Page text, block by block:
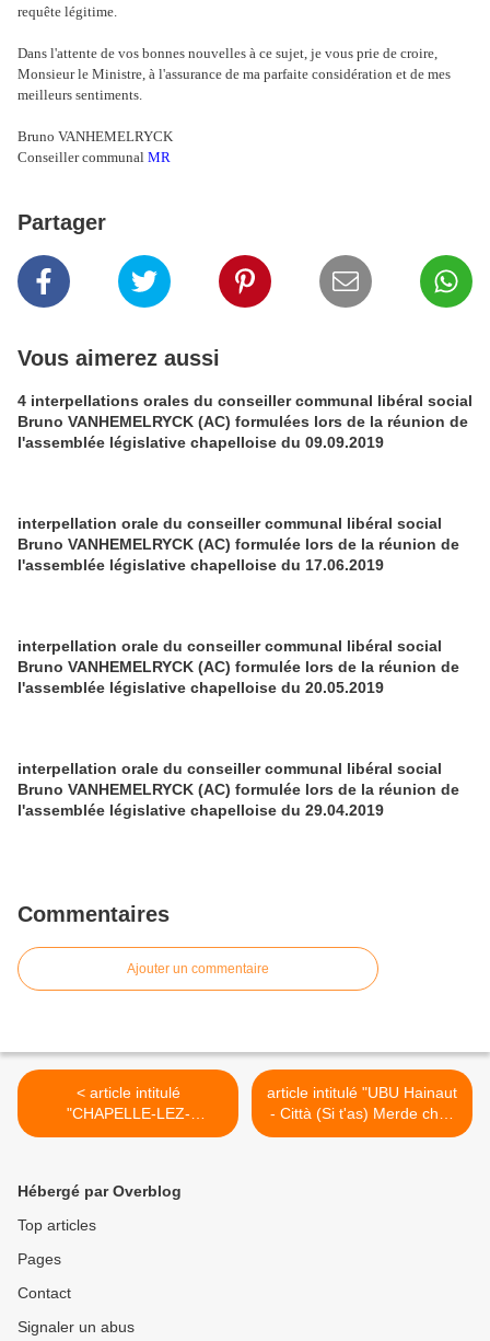
requête légitime.
Dans l'attente de vos bonnes nouvelles à ce sujet, je vous prie de croire,
Monsieur le Ministre, à l'assurance de ma parfaite considération et de mes
meilleurs sentiments.
Bruno VANHEMELRYCK
Conseiller communal MR
Partager
Vous aimerez aussi
4 interpellations orales du conseiller communal libéral social
Bruno VANHEMELRYCK (AC) formulées lors de la réunion de
l'assemblée législative chapelloise du 09.09.2019
interpellation orale du conseiller communal libéral social
Bruno VANHEMELRYCK (AC) formulée lors de la réunion de
l'assemblée législative chapelloise du 17.06.2019
interpellation orale du conseiller communal libéral social
Bruno VANHEMELRYCK (AC) formulée lors de la réunion de
l'assemblée législative chapelloise du 20.05.2019
interpellation orale du conseiller communal libéral social
Bruno VANHEMELRYCK (AC) formulée lors de la réunion de
l'assemblée législative chapelloise du 29.04.2019
Commentaires
Ajouter un commentaire
< article intitulé
"CHAPELLE-LEZ-
HERLAIMONT - Marché -
maraîchers" paru dans le
journal "La Nouvelle
Gazette" (édition du Centre)
article intitulé "UBU Hainaut
- Città (Si t'as) Merde chez
les Tchats" paru dans le
Hébergé par Overblog
Top articles
Pages
Contact
Signaler un abus